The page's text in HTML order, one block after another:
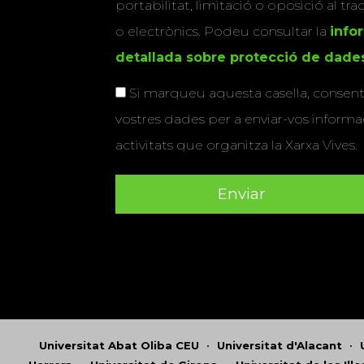
portabilitat, limitació o oposició al
o electrònics. Podeu consultar la
detallada sobre protecció de
Si marqueu aquesta casella,
vostres dades per a enviar-vos
activitats que organitza la Xarxa Vives.
Universitat Abat Oliba CEU • Universitat d'Alacant •